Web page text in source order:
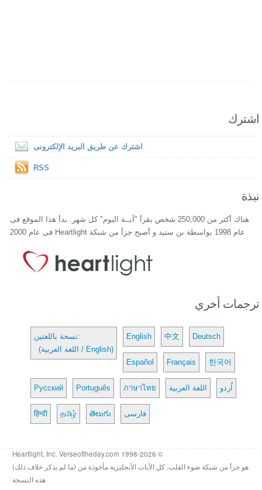
اشترك
اشترك عن طريق البريد الإلكترونى
RSS
نبذة
هناك أكثر من 250,000 شخص يقرأ "آيــة اليوم" كل شهر. بدأ هذا الموقع فى
عام 1998 بواسطة بن ستيد و أصبح جزأ من شبكة Heartlight فى عام 2000
ترجمات أخري
نسخة باللغتين:
(اللغة العربية / English)
English 中文 Deutsch
Español Français 한국어
Русский Português ภาษาไทย اللغة العربية اُردو
हिन्दी தமிழ் తెలుగు فارسی
© 1998-2026 Heartlight, Inc. Verseoftheday.com
هو جزأ من شبكة ضوء القلب. كل الأيات الأنجليزية مأخوذة من (ما لم يذكر خلاف ذلك)
هذه النسخة